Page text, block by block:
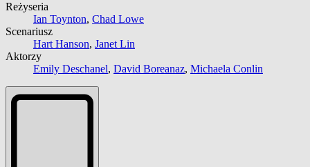
Reżyseria
Ian Toynton, Chad Lowe
Scenariusz
Hart Hanson, Janet Lin
Aktorzy
Emily Deschanel, David Boreanaz, Michaela Conlin